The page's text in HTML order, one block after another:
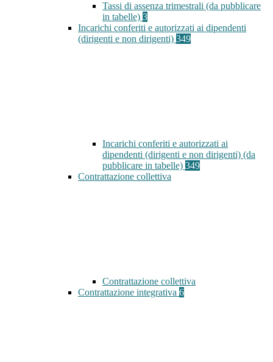
Tassi di assenza trimestrali (da pubblicare
in tabelle) 3
Incarichi conferiti e autorizzati ai dipendenti
(dirigenti e non dirigenti) 349
Incarichi conferiti e autorizzati ai
dipendenti (dirigenti e non dirigenti) (da
pubblicare in tabelle) 349
Contrattazione collettiva
Contrattazione collettiva
Contrattazione integrativa 6